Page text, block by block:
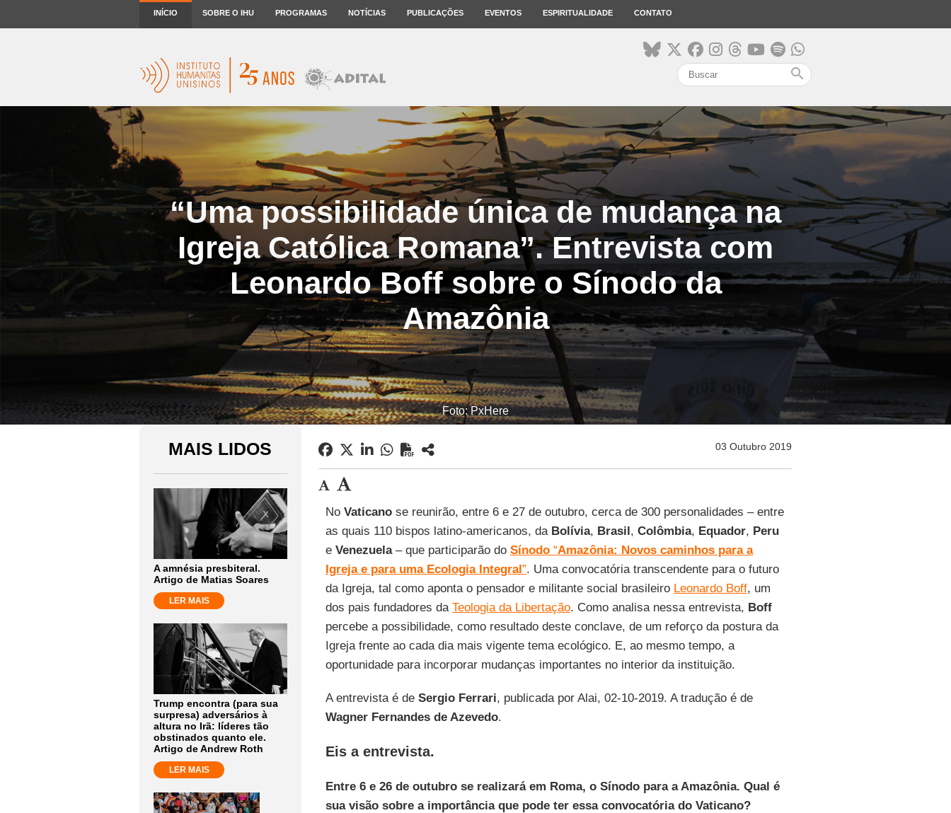
INÍCIO SOBRE O IHU PROGRAMAS NOTÍCIAS PUBLICAÇÕES EVENTOS ESPIRITUALIDADE CONTATO
search
“Uma possibilidade única de mudança na
Igreja Católica Romana”. Entrevista com
Leonardo Boff sobre o Sínodo da
Amazônia
Foto: PxHere
MAIS LIDOS
A amnésia presbiteral.
Artigo de Matias Soares
LER MAIS
Trump encontra (para sua
surpresa) adversários à
altura no Irã: líderes tão
obstinados quanto ele.
Artigo de Andrew Roth
LER MAIS
03 Outubro 2019
No Vaticanose reunirão, entre 6 e 27 de outubro, cerca de 300 personalidades – entre
as quais 110 bispos latino-americanos, da Bolívia, Brasil, Colômbia, Equador, Peru
e Venezuela– que participarão do Sínodo“Amazônia: Novos caminhos para a
Igreja e para uma Ecologia Integral”. Uma convocatória transcendente para o futuro
da Igreja, tal como aponta o pensador e militante social brasileiro Leonardo Boff, um
dos pais fundadores da Teologia da Libertação. Como analisa nessa entrevista, Boff
percebe a possibilidade, como resultado deste conclave, de um reforço da postura da
Igreja frente ao cada dia mais vigente tema ecológico. E, ao mesmo tempo, a
oportunidade para incorporar mudanças importantes no interior da instituição.
A entrevista é de Sergio Ferrari, publicada por Alai, 02-10-2019. A tradução é de
Wagner Fernandes de Azevedo.
Eis a entrevista.
Entre 6 e 26 de outubro se realizará em Roma, o Sínodo para a Amazônia. Qual é
sua visão sobre a importância que pode ter essa convocatória do Vaticano?